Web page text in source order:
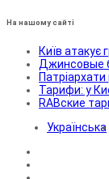
На нашому сайті
Київ атакує
Джинсовые
Тарифи: у
RABские
Українська